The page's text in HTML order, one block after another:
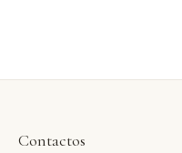
Contactos